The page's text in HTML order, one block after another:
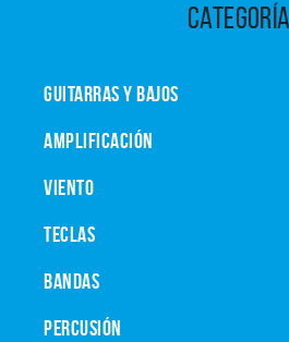
GUITARRAS Y BAJOS
AMPLIFICACIÓN
VIENTO
TECLAS
BANDAS
PERCUSIÓN